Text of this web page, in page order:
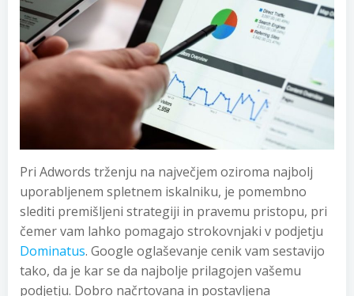
Pri Adwords trženju na največjem oziroma najbolj
uporabljenem spletnem iskalniku, je pomembno
slediti premišljeni strategiji in pravemu pristopu, pri
čemer vam lahko pomagajo strokovnjaki v podjetju
Dominatus. Google oglaševanje cenik vam sestavijo
tako, da je kar se da najbolje prilagojen vašemu
podjetju. Dobro načrtovana in postavljena